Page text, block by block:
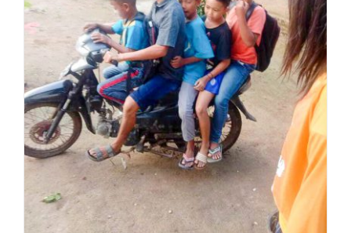
Nieuwe aanwinst: een ‘becak’ om mee
naar school te gaan